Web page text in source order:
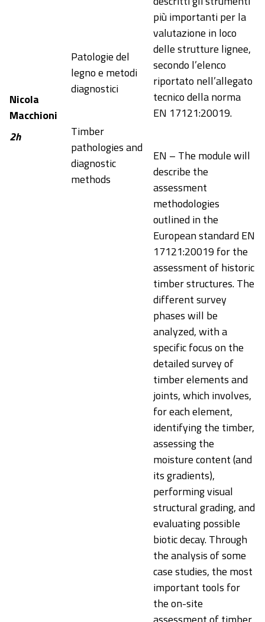
Nicola
Macchioni
2h
Patologie del
legno e metodi
diagnostici
Timber
pathologies and
diagnostic
methods
più importanti per la
valutazione in loco
delle strutture lignee,
secondo l’elenco
riportato nell’allegato
tecnico della norma
EN 17121:20019.
EN – The module will
describe the
assessment
methodologies
outlined in the
European standard EN
17121:20019 for the
assessment of historic
timber structures. The
different survey
phases will be
analyzed, with a
specific focus on the
detailed survey of
timber elements and
joints, which involves,
for each element,
identifying the timber,
assessing the
moisture content (and
its gradients),
performing visual
structural grading, and
evaluating possible
biotic decay. Through
the analysis of some
case studies, the most
important tools for
the on-site